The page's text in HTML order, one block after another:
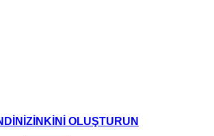
OLUŞTURUN